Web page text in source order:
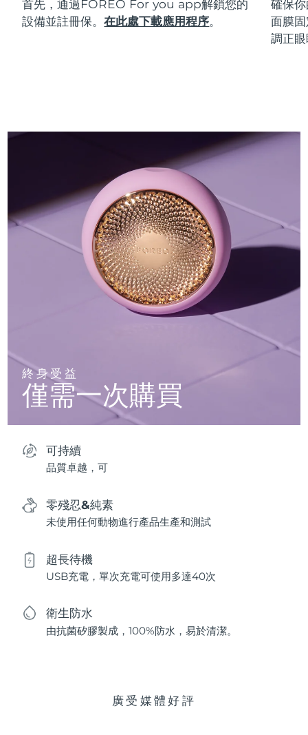
首先，通過FOREO For you app解鎖您的
設備並註冊保。在此處下載應用程序。
確保
面膜
調正
終身受益
僅需一次購買
可持續
品質卓越，可
零殘忍&純素
未使用任何動物進行產品生產和測試
超長待機
USB充電，單次充電可使用多達40次
衛生防水
由抗菌矽膠製成，100%防水，易於清潔。
廣受媒體好評